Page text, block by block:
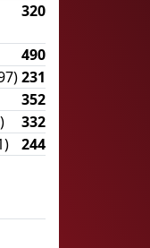
320
490
231
352
332
244